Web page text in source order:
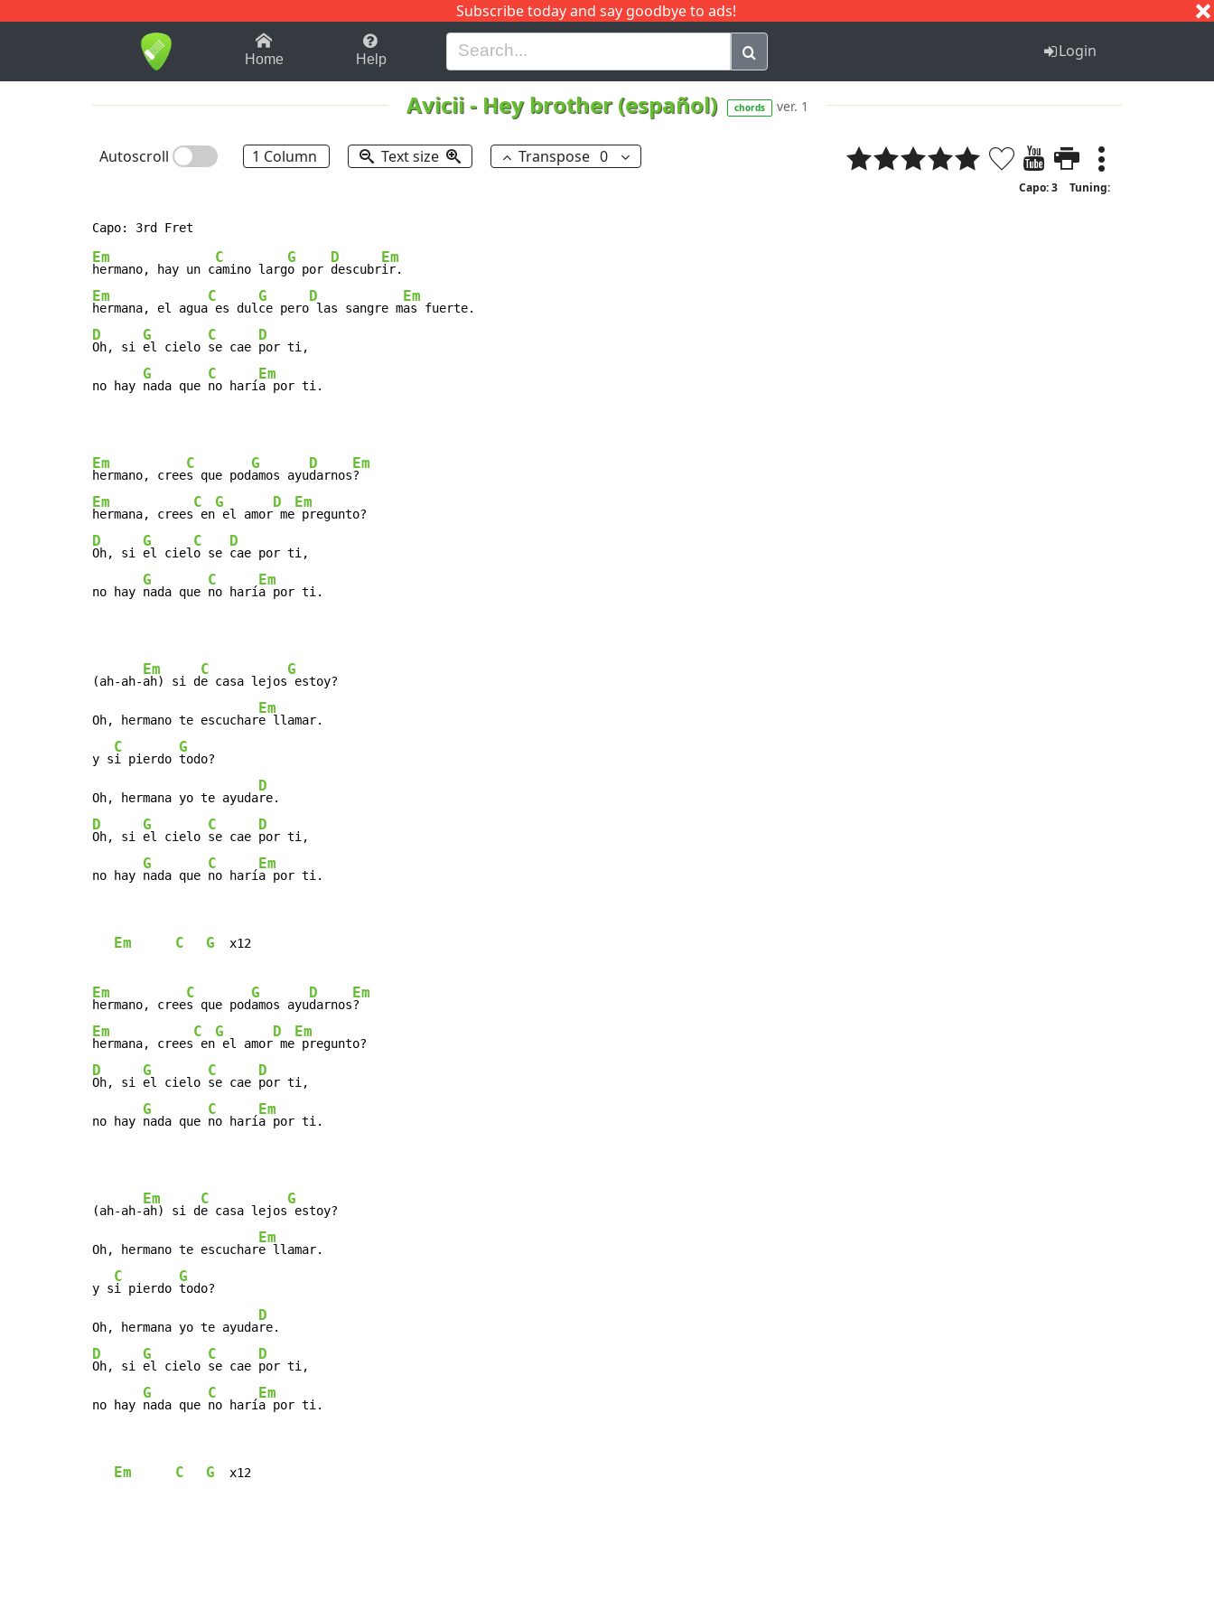
Subscribe today and say goodbye to ads!
1-9 B H I J Q
Home Help Login
Avicii- Hey brother (español) chords ver. 1
Autoscroll 1 Column Text size Transpose 0
Capo: 3 Tuning:
Em
hermano, hay un c
C
amino larg
G
o por
D
descubr
Em
Em
hermana, el agua
C
es dul
G
ce pero
D
las sangre m
Em
D
Oh, si
G
el cielo
C
se cae
D
por ti,
no hay
G
nada que
C
no harí
Em
a por ti.
Em
hermano, cree
C
s que pod
G
amos ayu
D
darnos
Em
Em
hermana, crees
C
en
G
el amor
D
me
Em
D
Oh, si
G
el ciel
C
o se
D
cae por ti,
no hay
G
nada que
C
no harí
Em
a por ti.
(ah-ah-
Em
ah) si d
C
e casa lejos
G
estoy?
Oh, hermano te escuchar
Em
e llamar.
y s
C
i pierdo
G
todo?
Oh, hermana yo te ayuda
D
D
Oh, si
G
el cielo
C
se cae
D
por ti,
no hay
G
nada que
C
no harí
Em
a por ti.
Em C G
  x12
Em
hermano, cree
C
s que pod
G
amos ayu
D
darnos
Em
Em
hermana, crees
C
en
G
el amor
D
me
Em
D
Oh, si
G
el cielo
C
se cae
D
por ti,
no hay
G
nada que
C
no harí
Em
a por ti.
(ah-ah-
Em
ah) si d
C
e casa lejos
G
estoy?
Oh, hermano te escuchar
Em
e llamar.
y s
C
i pierdo
G
todo?
Oh, hermana yo te ayuda
D
D
Oh, si
G
el cielo
C
se cae
D
por ti,
no hay
G
nada que
C
no harí
Em
a por ti.
Em C G
  x12